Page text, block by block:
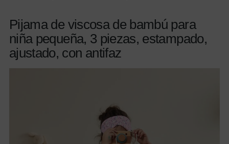
Pijama de viscosa de bambú para
niña pequeña, 3 piezas, estampado,
ajustado, con antifaz